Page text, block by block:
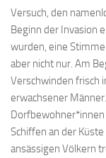
Versuch, den
Beginn der Invasion
wurden, eine
aber nicht nur. Am
Verschwinden frisch
erwachsener
Schiffen an der
ansässigen Völkern